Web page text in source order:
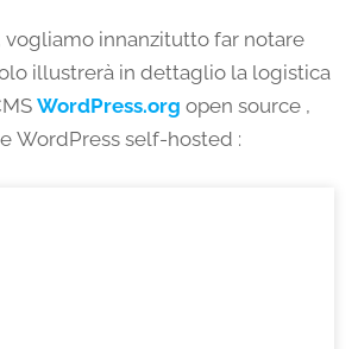
vogliamo innanzitutto far notare
illustrerà in dettaglio la logistica
WordPress.org open source ,
WordPress self-hosted :